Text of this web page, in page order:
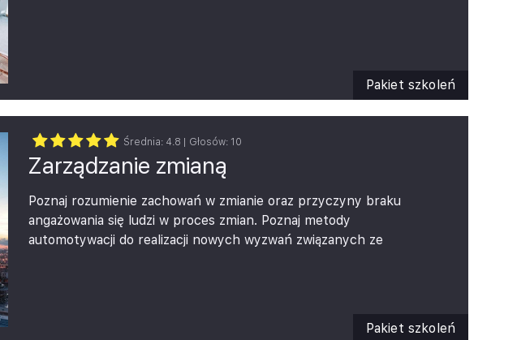
Pakiet szkoleń
Średnia: 4.8 | Głosów: 10
Zarządzanie zmianą
Poznaj rozumienie zachowań w zmianie oraz przyczyny braku
angażowania się ludzi w proces zmian. Poznaj metody
automotywacji do realizacji nowych wyzwań związanych ze
Pakiet szkoleń